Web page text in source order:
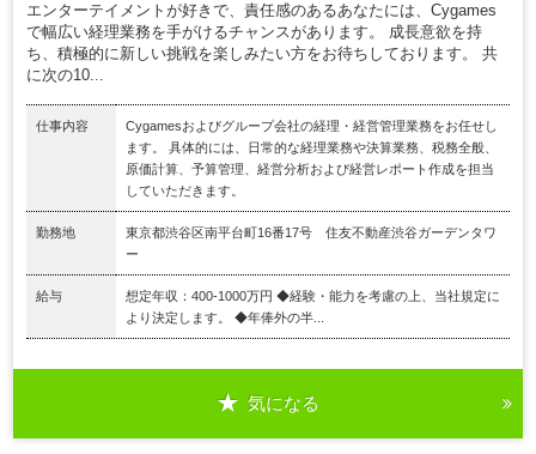
エンターテイメントが好きで、責任感のあるあなたには、Cygames
で幅広い経理業務を手がけるチャンスがあります。 成長意欲を持
ち、積極的に新しい挑戦を楽しみたい方をお待ちしております。 共
に次の10...
仕事内容
Cygamesおよびグループ会社の経理・経営管理業務をお任せし
ます。 具体的には、日常的な経理業務や決算業務、税務全般、
原価計算、予算管理、経営分析および経営レポート作成を担当
していただきます。
勤務地
東京都渋谷区南平台町16番17号 住友不動産渋谷ガーデンタワ
ー
給与
想定年収：400-1000万円 ◆経験・能力を考慮の上、当社規定に
より決定します。 ◆年俸外の半...
気になる